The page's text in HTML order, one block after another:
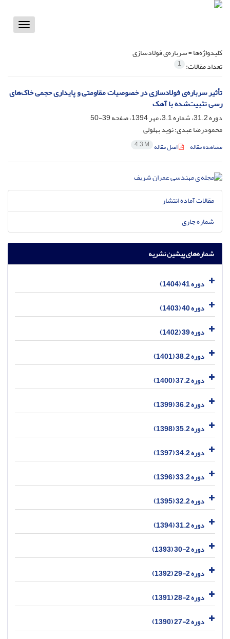
Toggle
کلیدواژه‌ها =سرباره‌ی فولادسازی
تعداد مقالات: 1
تأثیر سرباره‌ی فولادسازی در خصوصیات مقاومتی و پایداری حجمی خاک‌های
رسی تثبیت‌شده با آهک
دوره 31.2، شماره 3.1، مهر 1394، صفحه
39-50
محمودرضا عبدی؛ نوید بهلولی
مشاهده مقاله اصل مقاله 4.3 M
مقالات آماده انتشار
شماره جاری
شماره‌های پیشین نشریه
دوره 41 (1404)
دوره 40 (1403)
دوره 39 (1402)
دوره 38.2 (1401)
دوره 37.2 (1400)
دوره 36.2 (1399)
دوره 35.2 (1398)
دوره 34.2 (1397)
دوره 33.2 (1396)
دوره 32.2 (1395)
دوره 31.2 (1394)
دوره 2-30 (1393)
دوره 2-29 (1392)
دوره 2-28 (1391)
دوره 2-27 (1390)